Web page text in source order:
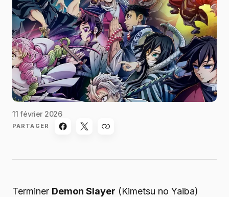
11 février 2026
PARTAGER
Terminer Demon Slayer (Kimetsu no Yaiba)